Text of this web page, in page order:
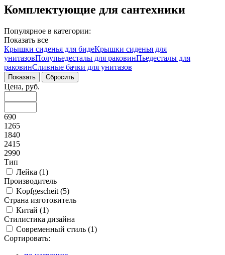
Комплектующие для сантехники
Популярное в категории:
Показать все
Крышки сиденья для бидеКрышки сиденья для
унитазовПолупьедесталы для раковинПьедесталы для
раковинСливные бачки для унитазов
Цена, руб.
690
1265
1840
2415
2990
Тип
Лейка (1)
Производитель
Kopfgescheit (5)
Страна изготовитель
Китай (1)
Стилистика дизайна
Современный стиль (1)
Сортировать: